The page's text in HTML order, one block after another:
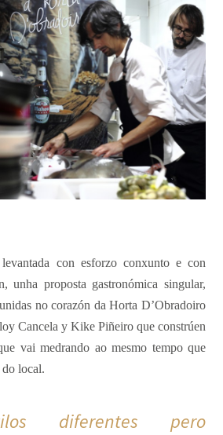
con esforzo conxunto e con
unha proposta gastronómica singular,
no corazón da Horta D’Obradoiro
Cancela y Kike Piñeiro que constrúen
vai medrando ao mesmo tempo que
do local.
diferentes pero